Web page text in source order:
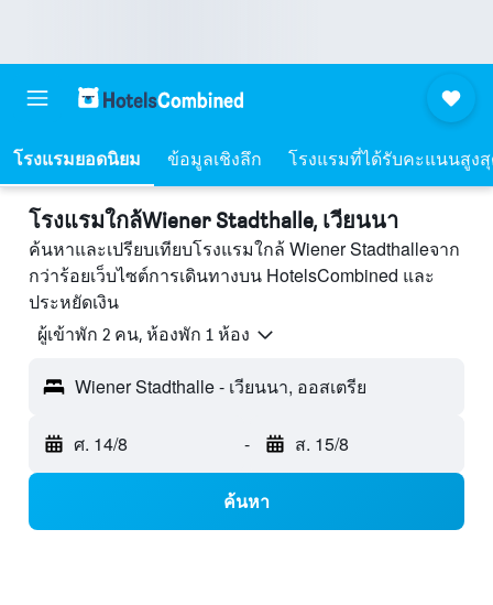
โรงแรมยอดนิยม ข้อมูลเชิงลึก โรงแรมที่ได้รับคะแนนสูง
โรงแรมใกล้Wiener Stadthalle, เวียนนา
ค้นหาและเปรียบเทียบโรงแรมใกล้ Wiener Stadthalleจาก
กว่าร้อยเว็บไซต์การเดินทางบน HotelsCombined และ
ประหยัดเงิน
ผู้เข้าพัก 2 คน, ห้องพัก 1 ห้อง
Wiener Stadthalle - เวียนนา, ออสเตรีย
ศ. 14/8 - ส. 15/8
ค้นหา